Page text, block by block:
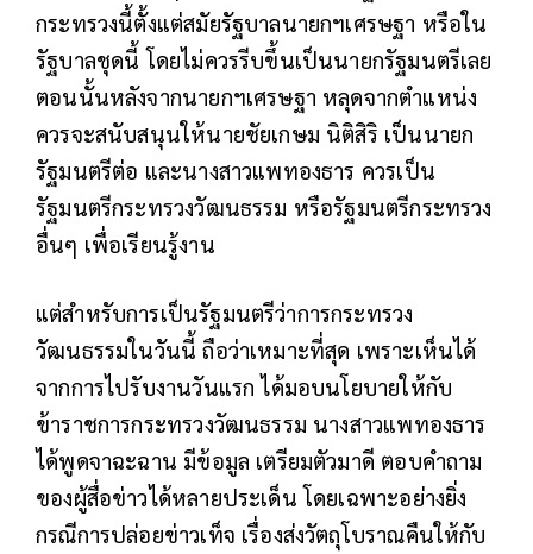
กระทรวงนี้ตั้งแต่สมัยรัฐบาลนายกฯเศรษฐา หรือใน
รัฐบาลชุดนี้ โดยไม่ควรรีบขึ้นเป็นนายกรัฐมนตรีเลย
ตอนนั้นหลังจากนายกฯเศรษฐา หลุดจากตำแหน่ง
ควรจะสนับสนุนให้นายชัยเกษม นิติสิริ เป็นนายก
รัฐมนตรีต่อ และนางสาวแพทองธาร ควรเป็น
รัฐมนตรีกระทรวงวัฒนธรรม หรือรัฐมนตรีกระทรวง
อื่นๆ เพื่อเรียนรู้งาน
แต่สำหรับการเป็นรัฐมนตรีว่าการกระทรวง
วัฒนธรรมในวันนี้ ถือว่าเหมาะที่สุด เพราะเห็นได้
จากการไปรับงานวันแรก ได้มอบนโยบายให้กับ
ข้าราชการกระทรวงวัฒนธรรม นางสาวแพทองธาร
ได้พูดจาฉะฉาน มีข้อมูล เตรียมตัวมาดี ตอบคำถาม
ของผู้สื่อข่าวได้หลายประเด็น โดยเฉพาะอย่างยิ่ง
กรณีการปล่อยข่าวเท็จ เรื่องส่งวัตถุโบราณคืนให้กับ